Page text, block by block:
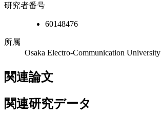
研究者番号
60148476
所属
Osaka Electro-Communication University
関連論文
関連研究データ